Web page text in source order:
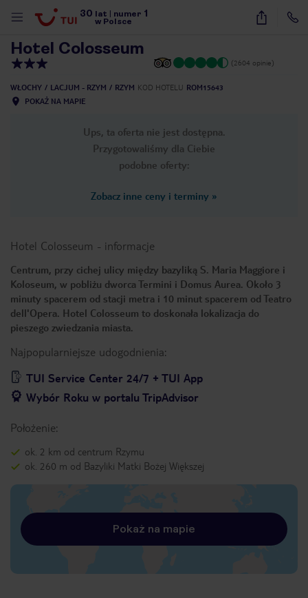
30 lat numer 1
w Polsce
20
Hotel Colosseum
(2604 opinie)
WŁOCHY LACJUM - RZYM RZYM KOD HOTELU ROM15643
POKAŻ NA MAPIE
Ups, ta oferta nie jest dostępna.
Przygotowaliśmy dla Ciebie
podobne oferty:
Zobacz inne ceny i terminy »
Hotel Colosseum - informacje
Centrum, przy cichej ulicy między bazyliką S. Maria Maggiore i
Koloseum, w pobliżu dworca Termini i Domus Aurea. Około 3
minuty spacerem od stacji metra i 10 minut spacerem od Teatro
dell'Opera. Hotel Colosseum to doskonała lokalizacja do
pieszego zwiedzania miasta.
Najpopularniejsze udogodnienia:
TUI Service Center 24/7 + TUI App
Wybór Roku w portalu TripAdvisor
Położenie:
ok. 2 km od centrum Rzymu
ok. 260 m od Bazyliki Matki Bożej Większej
Pokaż na mapie